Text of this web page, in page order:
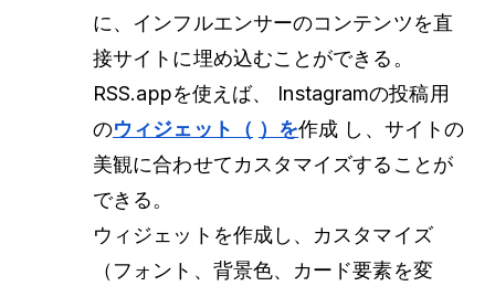
に、インフルエンサーのコンテンツを直
接サイトに埋め込むことができる。
RSS.appを使えば、
Instagramの投稿用
のウィジェット（ ）を作成 し、サイトの
美観に合わせてカスタマイズすることが
できる。
ウィジェットを作成し、カスタマイズ
（フォント、背景色、カード要素を変